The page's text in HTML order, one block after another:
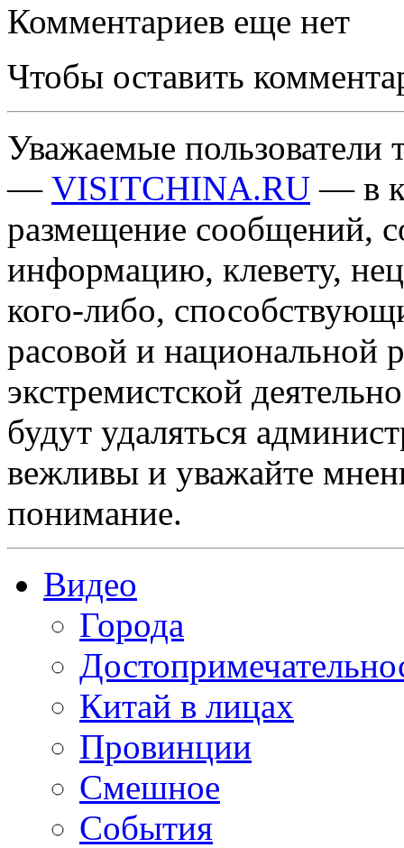
Комментариев еще нет
Чтобы оставить
Уважаемые пользователи
— VISITCHINA.RU — в
размещение сообщений,
информацию, клевету,
кого-либо,
расовой и национальной
экстремистской
будут удаляться
вежливы и уважайте
понимание.
Видео
Города
Китай в лицах
Провинции
Смешное
События